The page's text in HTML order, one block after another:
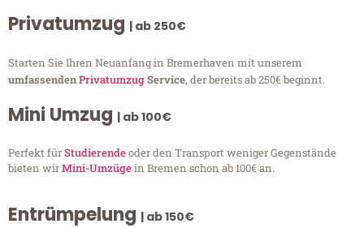
Privatumzug | ab 250€
Starten Sie Ihren Neuanfang in Bremerhaven mit unserem
umfassendenPrivatumzugService, der bereits ab 250€ beginnt.
Mini Umzug | ab 100€
Perfekt fürStudierendeoder den Transport weniger Gegenstände
bieten wirMini-Umzügein Bremen schon ab 100€ an.
Entrümpelung | ab 150€